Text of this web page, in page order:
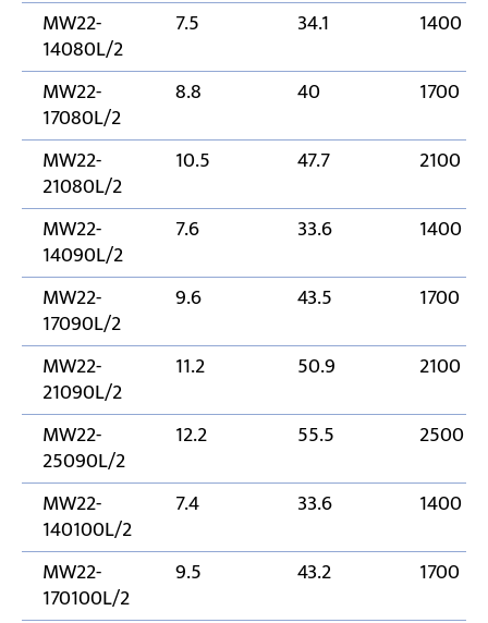
MW22-
14080L/2
7.5 34.1 1400
MW22-
17080L/2
8.8 40 1700
MW22-
21080L/2
10.5 47.7 2100
MW22-
14090L/2
7.6 33.6 1400
MW22-
17090L/2
9.6 43.5 1700
MW22-
21090L/2
11.2 50.9 2100
MW22-
25090L/2
12.2 55.5 2500
MW22-
140100L/2
7.4 33.6 1400
MW22-
170100L/2
9.5 43.2 1700